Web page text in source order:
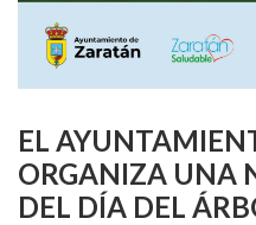
EL
ORGANIZA UNA
DEL DÍA DEL